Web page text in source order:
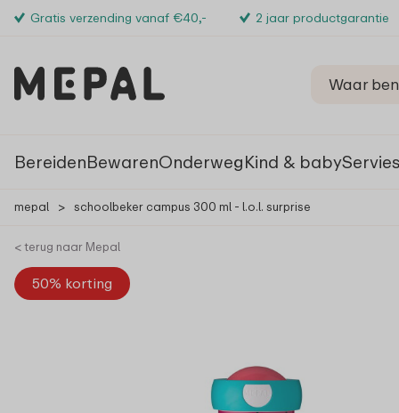
Gratis verzending vanaf €40,- 2 jaar productgarantie
BereidenBewarenOnderwegKind & babyServies
mepal > schoolbeker campus 300 ml - l.o.l. surprise
< terug naar Mepal
50% korting